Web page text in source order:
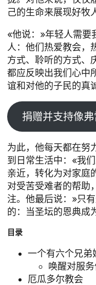
己的生命来展现好牧
«他说：»年轻人需要
人：他们热爱教会，
方式、聆听的方式、
都应反映出我们心中
谊和对他的子民的真
捐赠并支持像
为此，他每天都在努
到日常生活中：«我
亲近，转化为对家庭
对受苦受难者的帮助
注。他最后说：»只
的：当圣坛的恩典成
目录
一个有六个兄弟
唤醒对服
厄瓜多尔教会